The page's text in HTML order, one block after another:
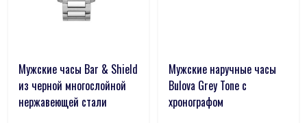
Мужские часы Bar & Shield
из черной многослойной
нержавеющей стали
Мужские наручные часы
Bulova Grey Tone с
хронографом